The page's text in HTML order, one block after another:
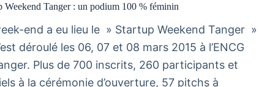
Weekend Tanger : un podium 100 % féminin
end a eu lieu le » Startup Weekend Tanger »
déroulé les 06, 07 et 08 mars 2015 à l’ENCG
Plus de 700 inscrits, 260 participants et
à la cérémonie d’ouverture, 57 pitchs à